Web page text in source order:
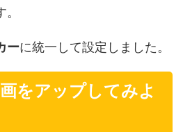
ーに統一して設定しました。
をアップしてみよ